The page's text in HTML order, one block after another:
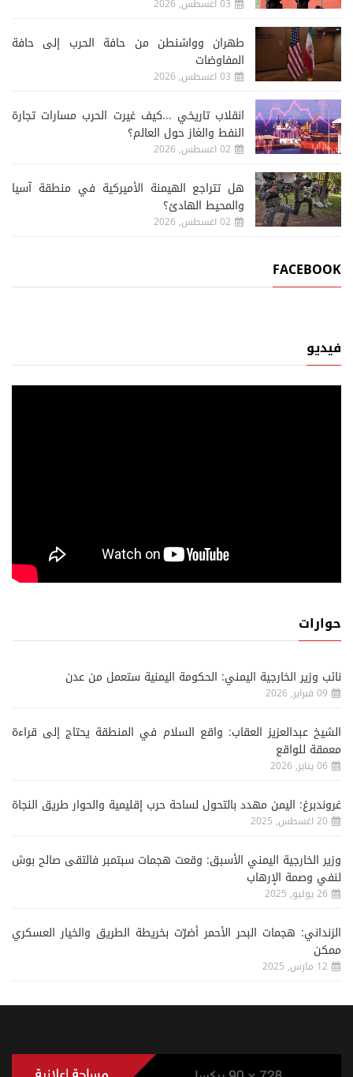
03 اغسطس, 2026
طهران وواشنطن من حافة الحرب إلى حافة
المفاوضات
03 اغسطس, 2026
انقلاب تاريخي ...كيف غيرت الحرب مسارات تجارة
النفط والغاز حول العالم؟
02 اغسطس, 2026
هل تتراجع الهيمنة الأميركية في منطقة آسيا
والمحيط الهادئ؟
02 اغسطس, 2026
FACEBOOK
فيديو
حوارات
نائب وزير الخارجية اليمني: الحكومة اليمنية ستعمل من عدن
09 فبراير, 2026
الشيخ عبدالعزيز العقاب: واقع السلام في المنطقة يحتاج إلى قراءة
معمقة للواقع
06 يناير, 2026
غروندبرغ: اليمن مهدد بالتحول لساحة حرب إقليمية والحوار طريق النجاة
20 اغسطس, 2025
وزير الخارجية اليمني الأسبق: وقعت هجمات سبتمبر فالتقى صالح بوش
لنفي وصمة الإرهاب
26 يوليو, 2025
الزنداني: هجمات البحر الأحمر أضرّت بخريطة الطريق والخيار العسكري
ممكن
12 مارس, 2025